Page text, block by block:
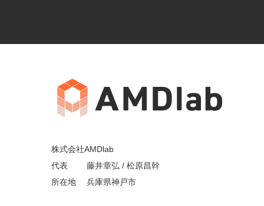
株式会社AMDlab
代表 藤井章弘 / 松原昌幹
所在地 兵庫県神戸市